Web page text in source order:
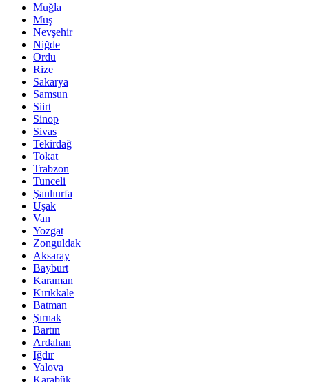
Muğla
Muş
Nevşehir
Niğde
Ordu
Rize
Sakarya
Samsun
Siirt
Sinop
Sivas
Tekirdağ
Tokat
Trabzon
Tunceli
Şanlıurfa
Uşak
Van
Yozgat
Zonguldak
Aksaray
Bayburt
Karaman
Kırıkkale
Batman
Şırnak
Bartın
Ardahan
Iğdır
Yalova